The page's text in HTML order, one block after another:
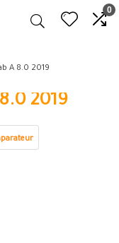
0
A 8.0 2019
2019